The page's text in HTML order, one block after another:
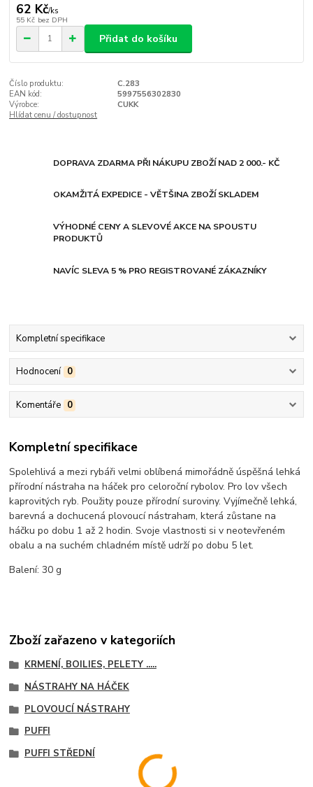
62 Kč/ks
55 Kč bez DPH
Přidat do košíku
Číslo produktu:
C.283
EAN kód:
5997556302830
Výrobce:
CUKK
Hlídat cenu / dostupnost
DOPRAVA ZDARMA PŘI NÁKUPU ZBOŽÍ NAD 2 000.- KČ
OKAMŽITÁ EXPEDICE - VĚTŠINA ZBOŽÍ SKLADEM
VÝHODNÉ CENY A SLEVOVÉ AKCE NA SPOUSTU
PRODUKTŮ
NAVÍC SLEVA 5 % PRO REGISTROVANÉ ZÁKAZNÍKY
Kompletní specifikace
Hodnocení 0
Komentáře 0
Kompletní specifikace
Spolehlivá a mezi rybáři velmi oblíbená mimořádně úspěšná lehká
přírodní nástraha na háček pro celoroční rybolov. Pro lov všech
kaprovitých ryb. Použity pouze přírodní suroviny. Vyjímečně lehká,
barevná a dochucená plovoucí nástraham, která zůstane na
háčku po dobu 1 až 2 hodin. Svoje vlastnosti si v neotevřeném
obalu a na suchém chladném místě udrží po dobu 5 let.
Balení: 30 g
Zboží zařazeno v kategoriích
KRMENÍ, BOILIES, PELETY .....
NÁSTRAHY NA HÁČEK
PLOVOUCÍ NÁSTRAHY
PUFFI
PUFFI STŘEDNÍ